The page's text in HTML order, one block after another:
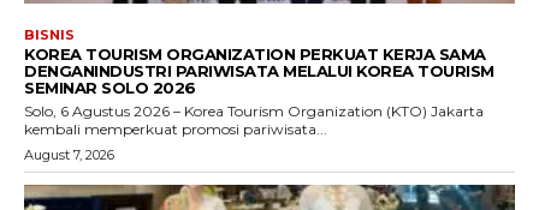
BISNIS
KOREA TOURISM ORGANIZATION PERKUAT KERJA SAMA
DENGANINDUSTRI PARIWISATA MELALUI KOREA TOURISM
SEMINAR SOLO 2026
Solo, 6 Agustus 2026 – Korea Tourism Organization (KTO) Jakarta
kembali memperkuat promosi pariwisata...
August 7, 2026